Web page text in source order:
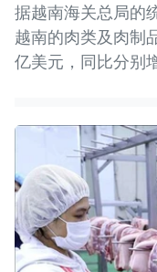
据越南海关总局的
越南的肉类及肉制
亿美元，同比分别